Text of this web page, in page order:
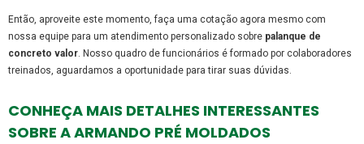
Então, aproveite este momento, faça uma cotação agora mesmo com
nossa equipe para um atendimento personalizado sobre palanque de
concreto valor. Nosso quadro de funcionários é formado por colaboradores
treinados, aguardamos a oportunidade para tirar suas dúvidas.
CONHEÇA MAIS DETALHES INTERESSANTES
SOBRE A ARMANDO PRÉ MOLDADOS